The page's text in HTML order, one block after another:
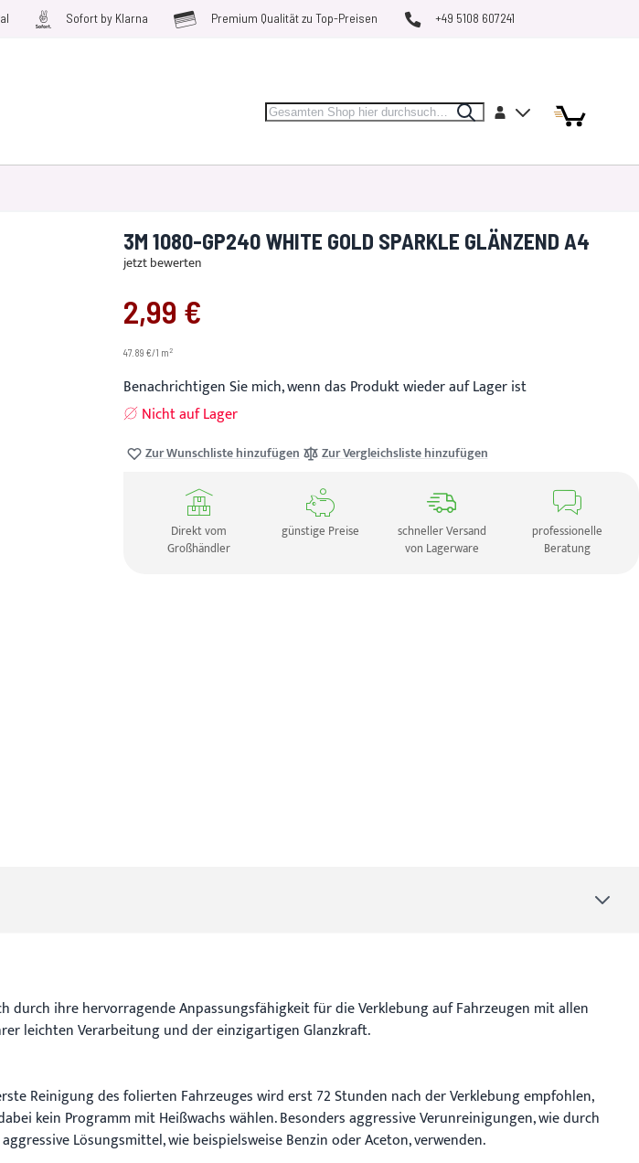
Sofort by Klarna Premium Qualität zu Top-Preisen +49 5108 607241
Search SearchKonto MeinArtikel
Artikel
3M 1080-GP240 WHITE GOLD SPARKLE GLÄNZEND A4
jetzt bewerten
2,99 €
47.89 €/1 m2
Benachrichtigen Sie mich, wenn das Produkt wieder auf Lager ist
Nicht auf Lager
Zur Wunschliste hinzufügen Zur Vergleichsliste hinzufügen
Direkt vom
Großhändler
günstige Preise
schneller Versand
von Lagerware
professionelle
Beratung
durch ihre hervorragende Anpassungsfähigkeit für die Verklebung auf Fahrzeugen mit allen
leichten Verarbeitung und der einzigartigen Glanzkraft.
Reinigung des folierten Fahrzeuges wird erst 72 Stunden nach der Verklebung empfohlen,
kein Programm mit Heißwachs wählen. Besonders aggressive Verunreinigungen, wie durch
Lösungsmittel, wie beispielsweise Benzin oder Aceton, verwenden.